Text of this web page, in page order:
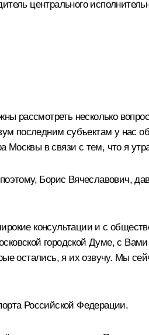
центрального
рассмотреть несколько
последним субъектам у нас
в связи с тем, что я
Борис Вячеславович,
консультации и с
городской Думе, с
остались, я их озвучу. Мы
Российской Федерации.